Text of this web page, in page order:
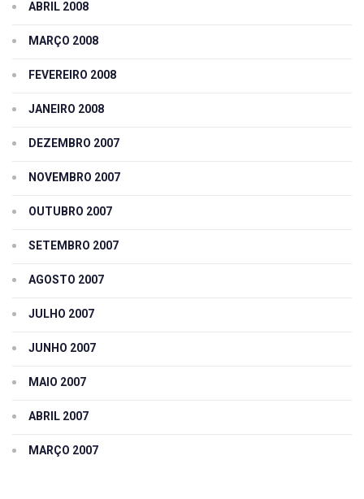
ABRIL 2008
MARÇO 2008
FEVEREIRO 2008
JANEIRO 2008
DEZEMBRO 2007
NOVEMBRO 2007
OUTUBRO 2007
SETEMBRO 2007
AGOSTO 2007
JULHO 2007
JUNHO 2007
MAIO 2007
ABRIL 2007
MARÇO 2007